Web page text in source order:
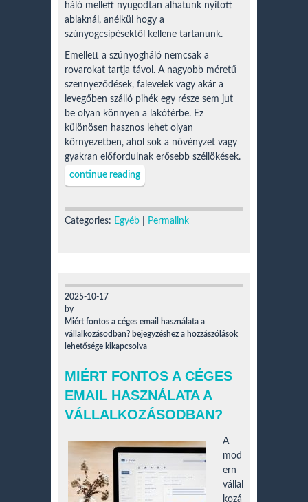
háló mellett nyugodtan alhatunk nyitott
ablaknál, anélkül hogy a
szúnyogcsípésektől kellene tartanunk.
Emellett a szúnyogháló nemcsak a
rovarokat tartja távol. A nagyobb méretű
szennyeződések, falevelek vagy akár a
levegőben szálló pihék egy része sem jut
be olyan könnyen a lakótérbe. Ez
különösen hasznos lehet olyan
környezetben, ahol sok a növényzet vagy
gyakran előfordulnak erősebb széllökések.
continue reading
Categories: Egyéb Permalink
2025-10-17
by
Miért fontos a céges email használata a
vállalkozásodban? bejegyzéshez a hozzászólások
lehetősége kikapcsolva
MIÉRT FONTOS A CÉGES
EMAIL HASZNÁLATA A
VÁLLALKOZÁSODBAN?
A
mod
ern
vállal
kozá